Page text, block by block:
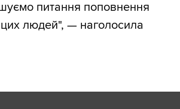
питання поповнення
цих людей", — наголосила